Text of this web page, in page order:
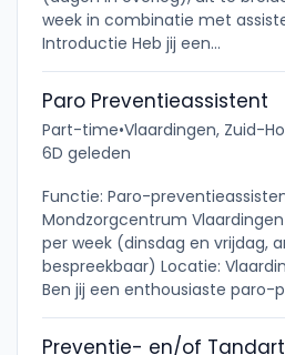
week in combinatie met
Introductie Heb jij een...
Paro Preventieassistent
Part-time•Vlaardingen, Zuid-
6D geleden
Functie: Paro-
Mondzorgcentrum
per week (dinsdag en vrijdag,
bespreekbaar) Locatie:
Ben jij een enthousiaste paro-
Preventie- en/of